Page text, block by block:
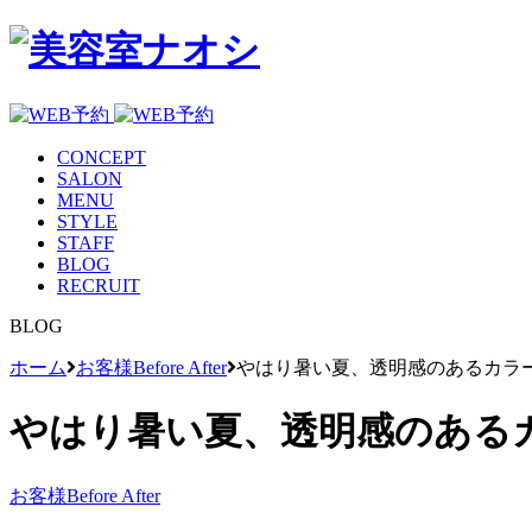
CONCEPT
SALON
MENU
STYLE
STAFF
BLOG
RECRUIT
BLOG
ホーム お客様Before After やはり暑い夏、透明感のあるカラ
やはり暑い夏、透明感のある
お客様Before After